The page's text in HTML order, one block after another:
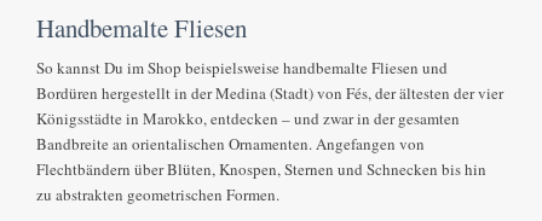
Handbemalte Fliesen
So kannst Du im Shop beispielsweise handbemalte Fliesen und
Bordüren hergestellt in der Medina (Stadt) von Fés, der ältesten der vier
Königsstädte in Marokko, entdecken – und zwar in der gesamten
Bandbreite an orientalischen Ornamenten. Angefangen von
Flechtbändern über Blüten, Knospen, Sternen und Schnecken bis hin
zu abstrakten geometrischen Formen.